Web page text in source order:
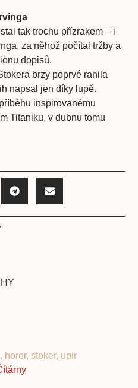
tak trochu přízrakem – i
za něhož počítal tržby a
dopisů.
brzy poprvé ranila
napsal jen díky lupě.
inspirovanému
Titaniku, v dubnu tomu
, horor,stoker, upir